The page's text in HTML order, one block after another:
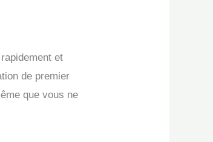
et
de premier
que vous ne